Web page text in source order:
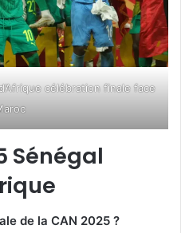
célébration finale face
Sénégal
de la CAN 2025 ?